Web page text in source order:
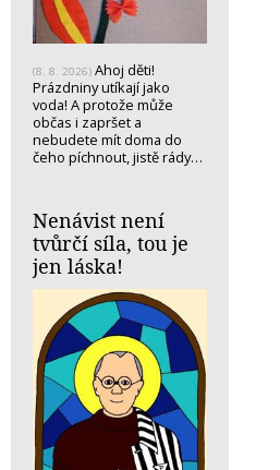
(8. 8. 2026) Ahoj děti!
Prázdniny utíkají jako
voda! A protože může
občas i zapršet a
nebudete mít doma do
čeho píchnout, jistě rády…
Nenávist není
tvůrčí síla, tou je
jen láska!